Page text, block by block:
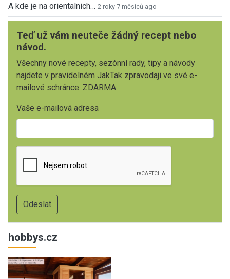
A kde je na orientalnich… 2 roky 7 měsíců ago
Teď už vám neuteče žádný recept nebo
návod.
Všechny nové recepty, sezónní rady, tipy a návody
najdete v pravidelném JakTak zpravodaji ve své e-
mailové schránce. ZDARMA.
Vaše e-mailová adresa
hobbys.cz